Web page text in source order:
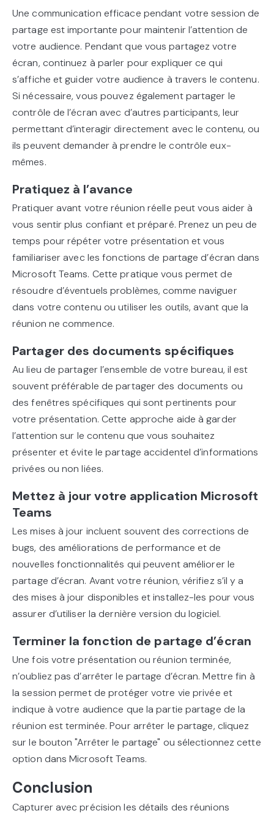
Une communication efficace pendant votre session de
partage est importante pour maintenir l’attention de
votre audience. Pendant que vous partagez votre
écran, continuez à parler pour expliquer ce qui
s’affiche et guider votre audience à travers le contenu.
Si nécessaire, vous pouvez également partager le
contrôle de l’écran avec d’autres participants, leur
permettant d’interagir directement avec le contenu, ou
ils peuvent demander à prendre le contrôle eux-
mêmes.
Pratiquez à l’avance
Pratiquer avant votre réunion réelle peut vous aider à
vous sentir plus confiant et préparé. Prenez un peu de
temps pour répéter votre présentation et vous
familiariser avec les fonctions de partage d’écran dans
Microsoft Teams. Cette pratique vous permet de
résoudre d’éventuels problèmes, comme naviguer
dans votre contenu ou utiliser les outils, avant que la
réunion ne commence.
Partager des documents spécifiques
Au lieu de partager l’ensemble de votre bureau, il est
souvent préférable de partager des documents ou
des fenêtres spécifiques qui sont pertinents pour
votre présentation. Cette approche aide à garder
l’attention sur le contenu que vous souhaitez
présenter et évite le partage accidentel d’informations
privées ou non liées.
Mettez à jour votre application Microsoft
Teams
Les mises à jour incluent souvent des corrections de
bugs, des améliorations de performance et de
nouvelles fonctionnalités qui peuvent améliorer le
partage d’écran. Avant votre réunion, vérifiez s’il y a
des mises à jour disponibles et installez-les pour vous
assurer d’utiliser la dernière version du logiciel.
Terminer la fonction de partage d’écran
Une fois votre présentation ou réunion terminée,
n’oubliez pas d’arrêter le partage d’écran. Mettre fin à
la session permet de protéger votre vie privée et
indique à votre audience que la partie partage de la
réunion est terminée. Pour arrêter le partage, cliquez
sur le bouton "Arrêter le partage" ou sélectionnez cette
option dans Microsoft Teams.
Conclusion
Capturer avec précision les détails des réunions